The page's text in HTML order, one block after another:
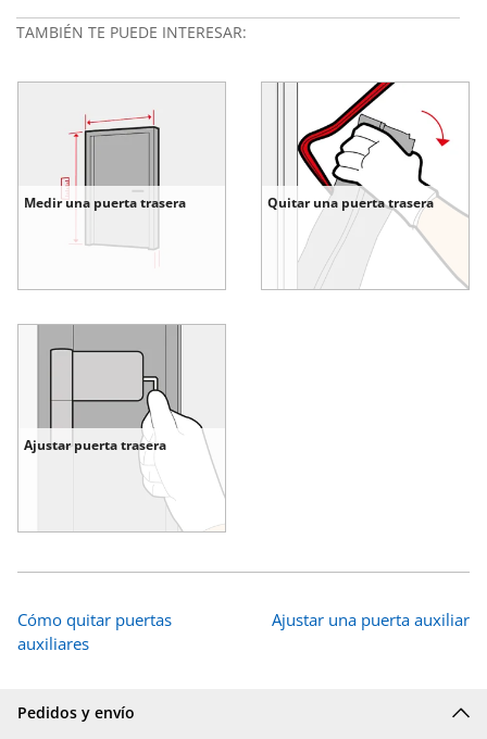
TAMBIÉN TE PUEDE INTERESAR:
Medir una puerta trasera Quitar una puerta trasera
Ajustar puerta trasera
Cómo quitar puertas
auxiliares
Ajustar una puerta auxiliar
Pedidos y envío